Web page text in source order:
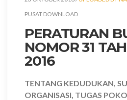
PUSAT DOWNLOAD
PERATURAN
NOMOR 31
2016
TENTANG KEDUDUKAN,
ORGANISASI, TUGAS